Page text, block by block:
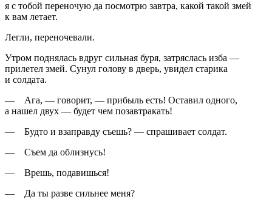
я с тобой переночую да посмотрю завтра, какой такой змей
к вам летает.
Легли, переночевали.
Утром поднялась вдруг сильная буря, затряслась изба —
прилетел змей. Сунул голову в дверь, увидел старика
и солдата.
— Ага, — говорит, — прибыль есть! Оставил одного,
а нашел двух — будет чем позавтракать!
— Будто и взаправду съешь? — спрашивает солдат.
— Съем да облизнусь!
— Врешь, подавишься!
— Да ты разве сильнее меня?